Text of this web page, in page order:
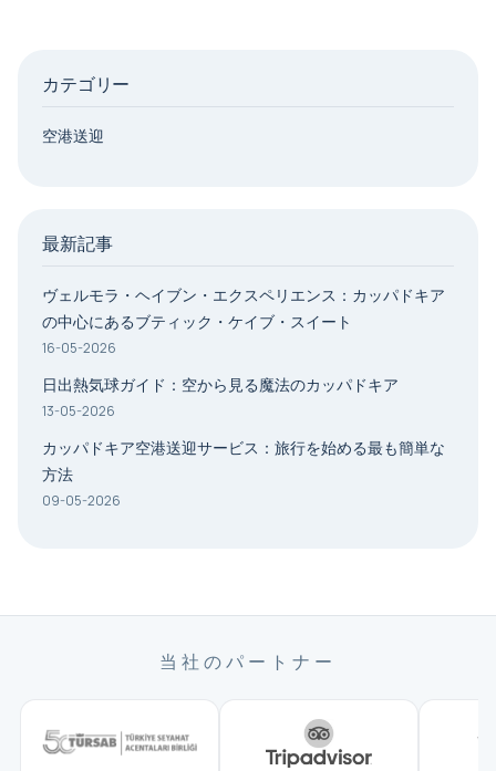
カテゴリー
空港送迎
最新記事
ヴェルモラ・ヘイブン・エクスペリエンス：カッパドキア
の中心にあるブティック・ケイブ・スイート
16-05-2026
日出熱気球ガイド：空から見る魔法のカッパドキア
13-05-2026
カッパドキア空港送迎サービス：旅行を始める最も簡単な
方法
09-05-2026
当社のパートナー